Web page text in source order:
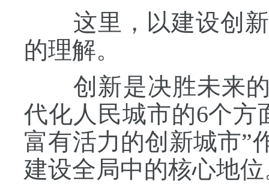
这里，以建设创新
的理解。
创新是决胜未来的“
代化人民城市的6个方
富有活力的创新城市”
建设全局中的核心地